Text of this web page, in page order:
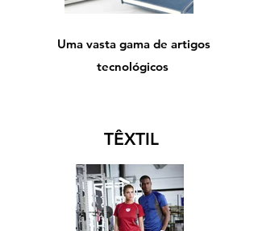
Uma vasta gama de artigos
tecnológicos
TÊXTIL